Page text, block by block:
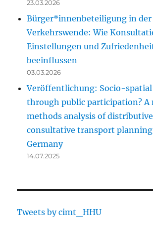
23.03.2026
Bürger*innenbeteiligung in der
Verkehrswende: Wie
Einstellungen und
beeinflussen
03.03.2026
Veröffentlichung: Socio-spatial
through public participation? A
methods analysis of
consultative transport planning
Germany
14.07.2025
Tweets by cimt_HHU